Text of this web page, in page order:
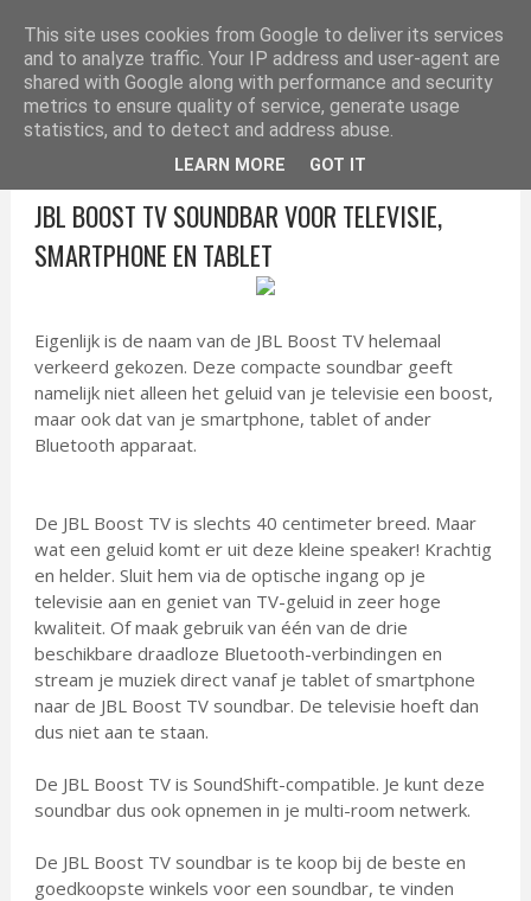
ELEKTRONICA TIPS
JBL BOOST TV SOUNDBAR VOOR TELEVISIE,
SMARTPHONE EN TABLET
Eigenlijk is de naam van de JBL Boost TV helemaal
verkeerd gekozen. Deze compacte soundbar geeft
namelijk niet alleen het geluid van je televisie een boost,
maar ook dat van je smartphone, tablet of ander
Bluetooth apparaat.
De JBL Boost TV is slechts 40 centimeter breed. Maar
wat een geluid komt er uit deze kleine speaker! Krachtig
en helder. Sluit hem via de optische ingang op je
televisie aan en geniet van TV-geluid in zeer hoge
kwaliteit. Of maak gebruik van één van de drie
beschikbare draadloze Bluetooth-verbindingen en
stream je muziek direct vanaf je tablet of smartphone
naar de JBL Boost TV soundbar. De televisie hoeft dan
dus niet aan te staan.
De JBL Boost TV is SoundShift-compatible. Je kunt deze
soundbar dus ook opnemen in je multi-room netwerk.
De JBL Boost TV soundbar is te koop bij de beste en
goedkoopste winkels voor een soundbar, te vinden
This site uses cookies from Google to deliver its services
and to analyze traffic. Your IP address and user-agent are
shared with Google along with performance and security
metrics to ensure quality of service, generate usage
statistics, and to detect and address abuse.
LEARN MORE GOT IT